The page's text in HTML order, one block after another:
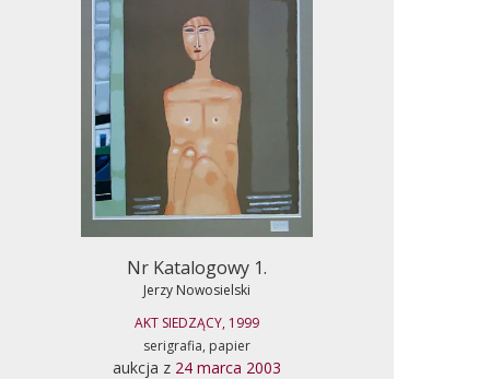
Nr Katalogowy 1.
Jerzy Nowosielski
AKT SIEDZĄCY, 1999
serigrafia, papier
aukcja z 24 marca 2003